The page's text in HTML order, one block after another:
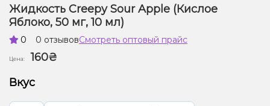
Жидкость Creepy Sour Apple (Кислое
Яблоко, 50 мг, 10 мл)
0 0 отзывовСмотреть оптовый прайс
Цена:
160₴
Вкус